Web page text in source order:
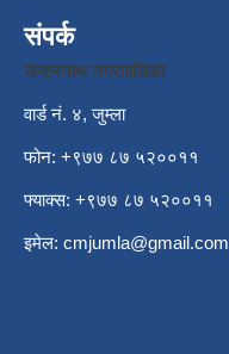
संपर्क
चन्दननाथ नगरपालिका
वार्ड नं. ४, जुम्ला
फोन: +९७७ ८७ ५२००११
फ्याक्स: +९७७ ८७ ५२००११
इमेल: cmjumla@gmail.com